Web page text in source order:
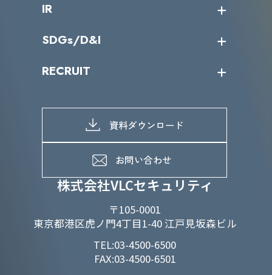
株式会社VLCセキュリティ
〒105-0001
東京都港区虎ノ門4丁目1-40 江戸見坂森ビル
TEL:03-4500-6500
FAX:03-4500-6501
パートナー企業一覧
カテゴリー別サービス一覧
IR
IRカレンダー
IRライブラリー
よくあるご質問
SDGs/D&I
当グループのマテリアリティ
SDGs推進体制
D&Iの取り組み
RECRUIT
募集職種一覧
メッセージ
メンバーインタビュー
資料ダウンロード
お問い合わせ